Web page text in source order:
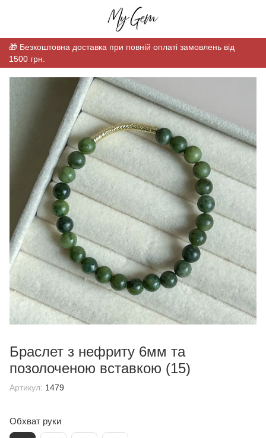
🎁 Безкоштовна доставка при повній оплаті замовлень від
1500 грн.
Браслет з нефриту 6мм та
позолоченою вставкою (15)
Артикул: 1479
Обхват руки